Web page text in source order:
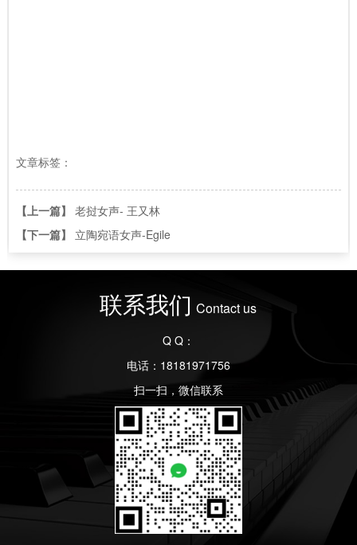
文章标签：
【上一篇】 老挝女声- 王又林
【下一篇】 立陶宛语女声-Egile
联系我们 Contact us
Q Q：
电话：18181971756
扫一扫，微信联系